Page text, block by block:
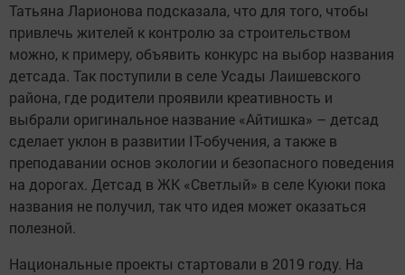
Татьяна Ларионова подсказала, что для того, чтобы
привлечь жителей к контролю за строительством
можно, к примеру, объявить конкурс на выбор названия
детсада. Так поступили в селе Усады Лаишевского
района, где родители проявили креативность и
выбрали оригинальное название «Айтишка» – детсад
сделает уклон в развитии IT-обучения, а также в
преподавании основ экологии и безопасного поведения
на дорогах. Детсад в ЖК «Светлый» в селе Куюки пока
названия не получил, так что идея может оказаться
полезной.
Национальные проекты стартовали в 2019 году. На